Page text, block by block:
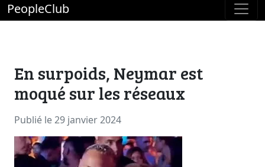
PeopleClub
En surpoids, Neymar est
moqué sur les réseaux
Publié le 29 janvier 2024